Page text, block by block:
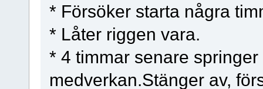
* Försöker starta några
* Låter riggen vara.
* 4 timmar senare
medverkan.Stänger av,